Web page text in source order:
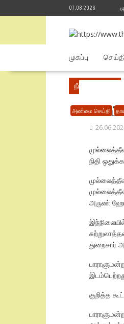
to
07.08.2026
முகப்பு
நீங்கள் இங்கே
அண்மை செய்தி
நிதி
அருண்
துறைசார்
குறித்த